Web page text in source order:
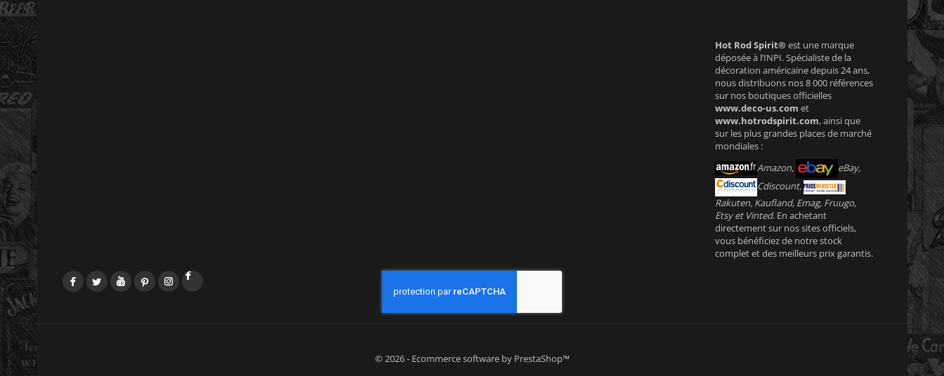
Hot Rod Spirit®est une marque
déposée à l’INPI. Spécialiste de la
décoration américaine depuis 24 ans,
nous distribuons nos 8 000 références
sur nos boutiques officielles
www.deco-us.com et
www.hotrodspirit.com, ainsi que
sur les plus grandes places de marché
mondiales :
Amazon,
eBay,
Cdiscount,
Rakuten, Kaufland, Emag, Fruugo,
Etsy et Vinted. En achetant
directement sur nos sites officiels,
vous bénéficiez de notre stock
complet et des meilleurs prix garantis.
FacebookTwitterYouTubePinterestInstagram
© 2026 - Ecommerce software by PrestaShop™